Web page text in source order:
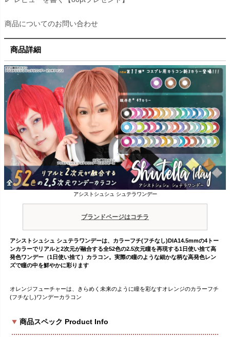
商品についてのお問い合わせ
商品詳細
アシストシュシュ シュテラワンデー
ブランドページはコチラ
アシストシュシュ シュテラワンデーは、カラーフチ(フチなし)DIA14.5mmの4トー
ンカラーでリアルと2次元が融合する全52色の2.5次元瞳を再現する1日使い捨て高
発色ワンデー（1日使い捨て）カラコン。実際の瞳のような細かな柄な高発色レン
ズで瞳の中を鮮やかに彩ります
オレンジフューチャーは、きらめく未来のように瞳を彩なすオレンジのカラーフチ
(フチなし)ワンデーカラコン
商品スペック Product Info